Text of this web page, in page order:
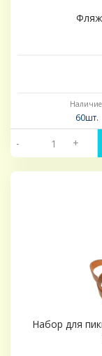
60шт.
- +
Набор для